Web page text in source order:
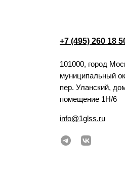
+7 (495) 260 18
101000, город
муниципальный
пер. Уланский,
помещение 1Н/6
info@1glss.ru